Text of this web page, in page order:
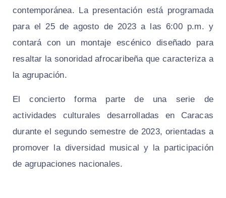
contemporánea. La presentación está programada
para el 25 de agosto de 2023 a las 6:00 p.m. y
contará con un montaje escénico diseñado para
resaltar la sonoridad afrocaribeña que caracteriza a
la agrupación.
El concierto forma parte de una serie de
actividades culturales desarrolladas en Caracas
durante el segundo semestre de 2023, orientadas a
promover la diversidad musical y la participación
de agrupaciones nacionales.